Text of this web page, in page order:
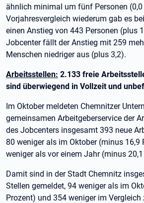
ähnlich minimal um fünf Personen (0,0
Vorjahresvergleich wiederum gab es
einen Anstieg von 443 Personen (plus
Jobcenter fällt der Anstieg mit 259
Menschen niedriger aus (plus 3,2).
Arbeitsstellen: 2.133 freie
sind überwiegend in Vollzeit und
Im Oktober meldeten Chemnitzer
gemeinsamen Arbeitgeberservice der
des Jobcenters insgesamt 393 neue
80 weniger als im Oktober (minus 16,9
weniger als vor einem Jahr (minus
Damit sind in der Stadt Chemnitz
Stellen gemeldet, 94 weniger als im
Prozent) und 354 weniger im